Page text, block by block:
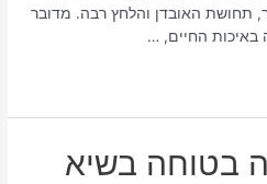
תחושת האובדן והלחץ רבה. מדובר
באיכות החיים, …
בטוחה בשיא